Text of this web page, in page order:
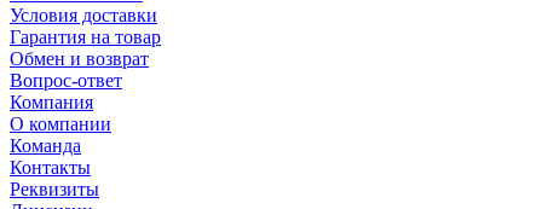
Условия доставки
Гарантия на товар
Обмен и возврат
Вопрос-ответ
Компания
О компании
Команда
Контакты
Реквизиты